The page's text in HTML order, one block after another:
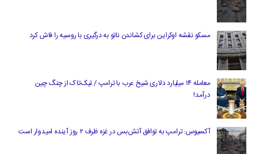
مسکو نقشه اوکراین برای کشاندن ناتو به درگیری با روسیه را فاش کرد
معامله ۱۴ میلیارد دلاری شیخ عرب با ترامپ / تیک‌تاک از چنگ چین
درآمد!
آکسیوس: ترامپ به توافق آتش‌بس در غزه ظرف ۲ روز آینده امیدوار است